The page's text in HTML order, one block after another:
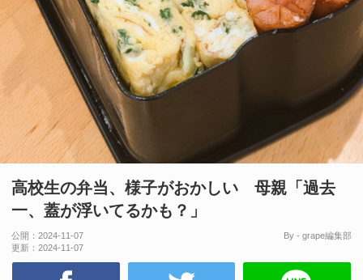
高校生の弁当、様子がおかしい 母親「過去
一、蓋が浮いてるかも？」
公開： 2024-11-07
更新： 2024-11-07
By - grape編集部